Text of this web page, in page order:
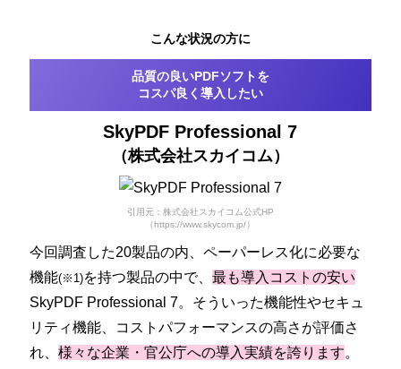
こんな状況の方に
品質の良いPDFソフトを
コスパ良く導入したい
SkyPDF Professional 7
（株式会社スカイコム）
引用元：株式会社スカイコム公式HP
（https://www.skycom.jp/）
今回調査した20製品の内、ペーパーレス化に必要な
機能(※1)を持つ製品の中で、最も導入コストの安い
SkyPDF Professional 7。そういった機能性やセキュ
リティ機能、コストパフォーマンスの高さが評価さ
れ、様々な企業・官公庁への導入実績を誇ります。